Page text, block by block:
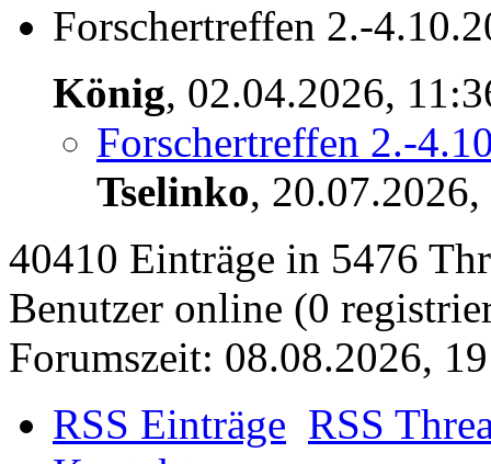
Forschertreffen 2.-
König, 02.04.2026,
Forschertreffen 2.-
Tselinko,
40410 Einträge in 5476
Benutzer online (0
Forumszeit: 08.08.2026,
RSS Einträge RSS